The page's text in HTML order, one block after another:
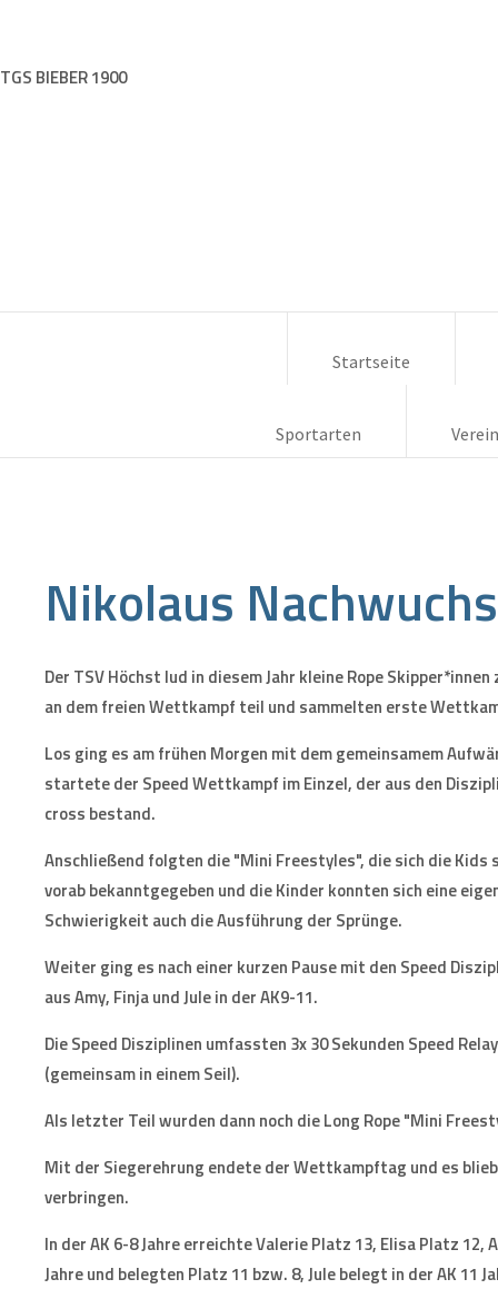
TGS BIEBER 1900
Startseite
Sportarten Verein
Nikolaus
Der TSV Höchst lud in diesem Jahr kleine Rope
an dem freien Wettkampf teil und sammelten erste
Los ging es am frühen Morgen mit dem gemeinsamem
startete der Speed Wettkampf im Einzel, der aus den
cross bestand.
Anschließend folgten die "Mini Freestyles", die sich die
vorab bekanntgegeben und die Kinder konnten sich eine
Schwierigkeit auch die Ausführung der Sprünge.
Weiter ging es nach einer kurzen Pause mit den Speed
aus Amy, Finja und Jule in der AK9-11.
Die Speed Disziplinen umfassten 3x 30 Sekunden Speed
(gemeinsam in einem Seil).
Als letzter Teil wurden dann noch die Long Rope "Mini
Mit der Siegerehrung endete der Wettkampftag und es
verbringen.
In der AK 6-8 Jahre erreichte Valerie Platz 13, Elisa Platz
Jahre und belegten Platz 11 bzw. 8, Jule belegt in der AK 11